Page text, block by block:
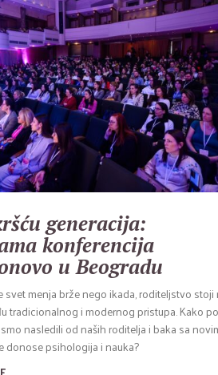
generacija:
konferencija
u Beogradu
svet menja brže nego ikada, roditeljstvo stoji
tradicionalnog i modernog pristupa. Kako
nasledili od naših roditelja i baka sa
donose psihologija i nauka?